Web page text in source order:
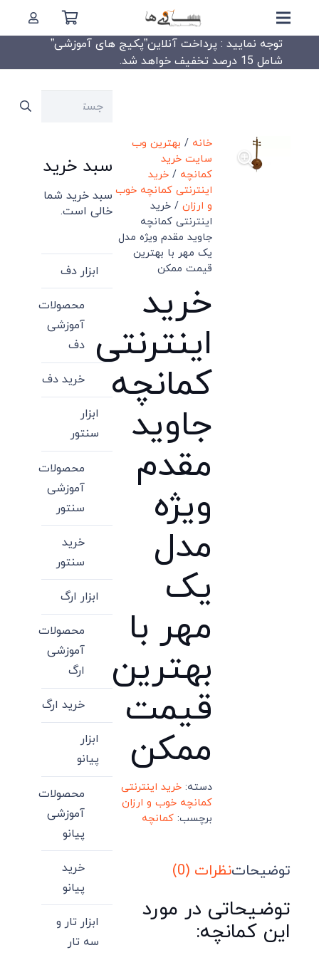
توجه نمایید : پرداخت آنلاین”پکیج های آموزشی”
شامل 15 درصد تخفیف خواهد شد.
خانه / بهترین وب
سایت خرید
کمانچه /خرید
اینترنتی کمانچه خوب
و ارزان / خرید
اینترنتی کمانچه
جاوید مقدم ویژه مدل
یک مهر با بهترین
قیمت ممکن
خرید
اینترنتی
کمانچه
جاوید
مقدم
ویژه
مدل
یک
مهر با
بهترین
قیمت
ممکن
دسته:خرید اینترنتی
کمانچه خوب و ارزان
برچسب:کمانچه
توضیحاتنظرات (0)
توضیحاتی در مورد
این کمانچه:
جستجو
سبد خرید
سبد خرید شما
خالی است.
ابزار دف
محصولات
آموزشی
دف
خرید دف
ابزار
سنتور
محصولات
آموزشی
سنتور
خرید
سنتور
ابزار ارگ
محصولات
آموزشی
ارگ
خرید ارگ
ابزار
پیانو
محصولات
آموزشی
پیانو
خرید
پیانو
ابزار تار و
سه تار